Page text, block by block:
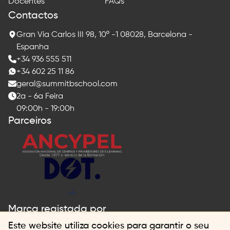
Contactos
Gran Via Carlos III 98, 10º -1 08028, Barcelona -
Espanha
+34 936 555 511
+34 602 25 11 86
geral@summitbschool.com
2a - 6a Feira
09:00h - 19:00h
Parceiros
Marca registada por
Este website utiliza cookies para garantir o seu